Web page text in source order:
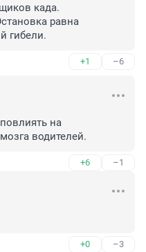
када.
равна
гибели.
+1 –6
на
водителей.
+6 –1
+0 –3